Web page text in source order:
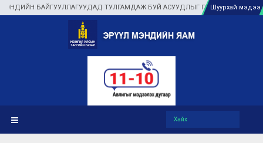
БАЙГУУЛЛАГУУДАД ТУЛГАМДАЖ БУЙ АСУУДЛЫГ ГАЗАР ДЭЭР НЬШуурхай мэдээ